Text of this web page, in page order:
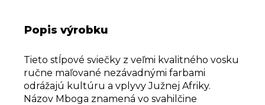
Popis výrobku
Tieto stĺpové sviečky z veľmi kvalitného vosku
ručne maľované nezávadnými farbami
odrážajú kultúru a vplyvy Južnej Afriky.
Názov Mboga znamená vo svahilčine